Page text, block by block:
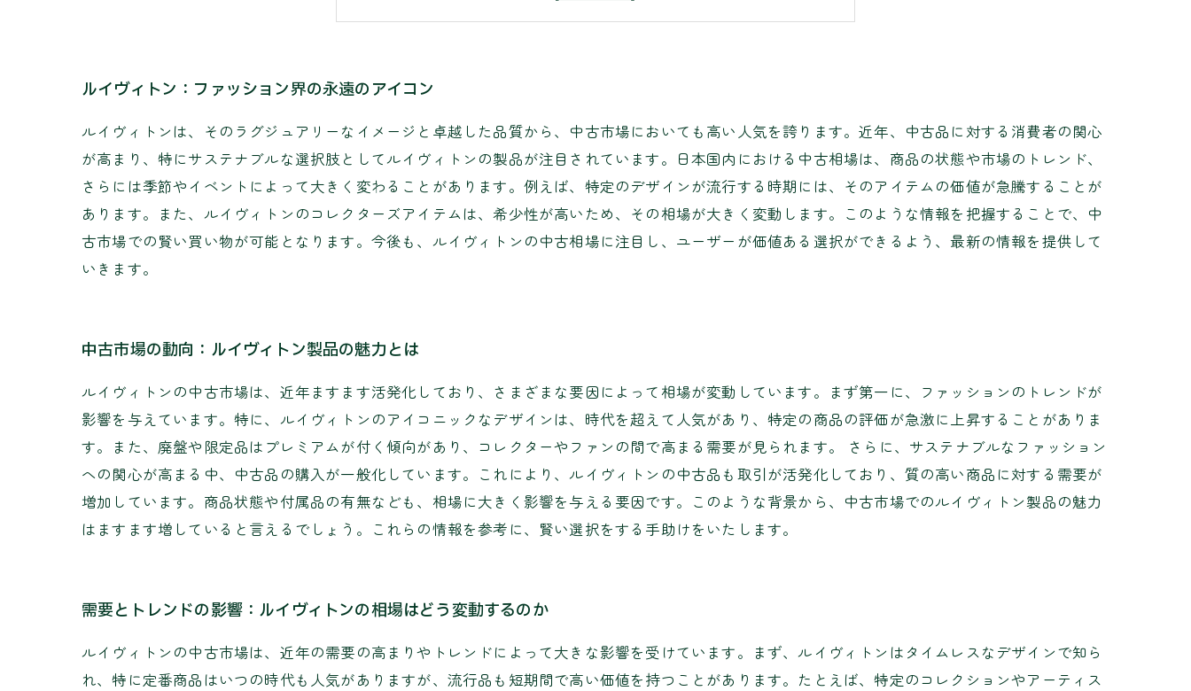
市場の未来を予測する：ルイヴィトン相場の行方
ルイヴィトン：ファッション界の永遠のアイコン
ルイヴィトンは、そのラグジュアリーなイメージと卓越した品質から、中古市場においても高い人気を誇ります。近年、中古品に対する消費者の関心
が高まり、特にサステナブルな選択肢としてルイヴィトンの製品が注目されています。日本国内における中古相場は、商品の状態や市場のトレンド、
さらには季節やイベントによって大きく変わることがあります。例えば、特定のデザインが流行する時期には、そのアイテムの価値が急騰することが
あります。また、ルイヴィトンのコレクターズアイテムは、希少性が高いため、その相場が大きく変動します。このような情報を把握することで、中
古市場での賢い買い物が可能となります。今後も、ルイヴィトンの中古相場に注目し、ユーザーが価値ある選択ができるよう、最新の情報を提供して
いきます。
中古市場の動向：ルイヴィトン製品の魅力とは
ルイヴィトンの中古市場は、近年ますます活発化しており、さまざまな要因によって相場が変動しています。まず第一に、ファッションのトレンドが
影響を与えています。特に、ルイヴィトンのアイコニックなデザインは、時代を超えて人気があり、特定の商品の評価が急激に上昇することがありま
す。また、廃盤や限定品はプレミアムが付く傾向があり、コレクターやファンの間で高まる需要が見られます。 さらに、サステナブルなファッション
への関心が高まる中、中古品の購入が一般化しています。これにより、ルイヴィトンの中古品も取引が活発化しており、質の高い商品に対する需要が
増加しています。商品状態や付属品の有無なども、相場に大きく影響を与える要因です。このような背景から、中古市場でのルイヴィトン製品の魅力
はますます増していると言えるでしょう。これらの情報を参考に、賢い選択をする手助けをいたします。
需要とトレンドの影響：ルイヴィトンの相場はどう変動するのか
ルイヴィトンの中古市場は、近年の需要の高まりやトレンドによって大きな影響を受けています。まず、ルイヴィトンはタイムレスなデザインで知ら
れ、特に定番商品はいつの時代も人気がありますが、流行品も短期間で高い価値を持つことがあります。たとえば、特定のコレクションやアーティス